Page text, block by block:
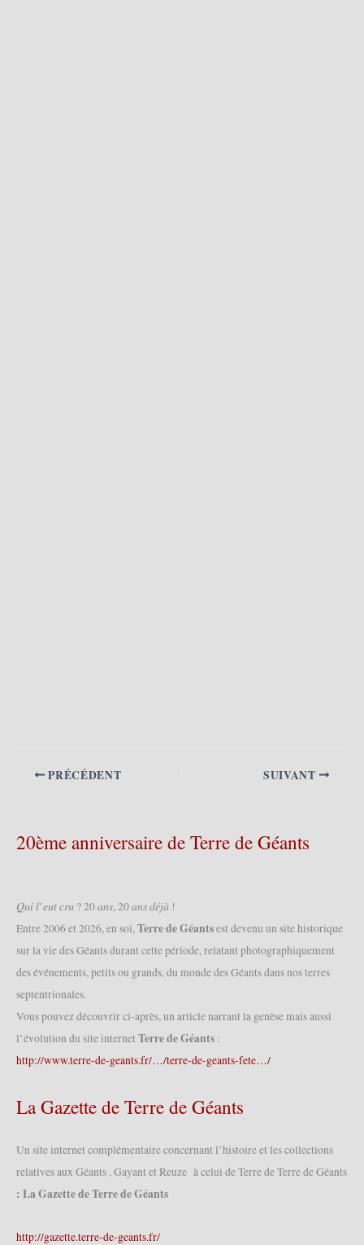
PRÉCÉDENT SUIVANT
20ème anniversaire de Terre de Géants
𝑄𝑢𝑖 𝑙’𝑒𝑢𝑡 𝑐𝑟𝑢 ? 20 𝑎𝑛𝑠, 20 𝑎𝑛𝑠 𝑑𝑒́𝑗𝑎̀ !
Entre 2006 et 2026, en soi,Terre de Géantsest devenu un site historique
sur la vie des Géants durant cette période, relatant photographiquement
des événements, petits ou grands, du monde des Géants dans nos terres
septentrionales.
Vous pouvez découvrir ci-après, un article narrant la genèse mais aussi
l’évolution du site internet Terre de Géants :
http://www.terre-de-geants.fr/…/terre-de-geants-fete…/
La Gazette de Terre de Géants
Un site internet complémentaire concernant l’histoire et les collections
relatives aux Géants , Gayant et Reuze à celui de Terre de Terre de Géants
: La Gazette de Terre de Géants
http://gazette.terre-de-geants.fr/